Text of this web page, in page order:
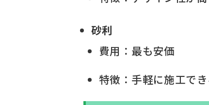
砂利
費用：最も安価
特徴：手軽に施工で